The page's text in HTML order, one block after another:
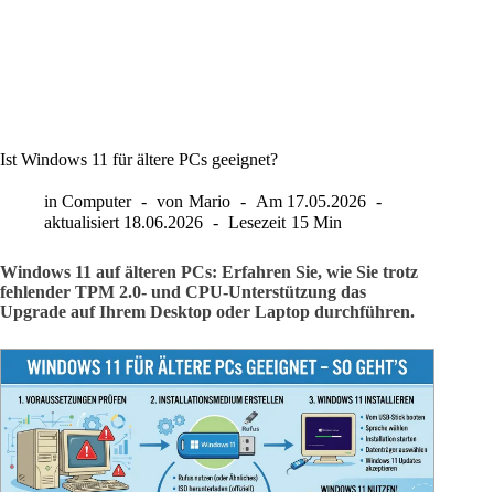
Ist Windows 11 für ältere PCs geeignet?
in Computer von Mario Am 17.05.2026
aktualisiert 18.06.2026 Lesezeit 15 Min
Windows 11 auf älteren PCs: Erfahren Sie, wie Sie trotz
fehlender TPM 2.0- und CPU-Unterstützung das
Upgrade auf Ihrem Desktop oder Laptop durchführen.